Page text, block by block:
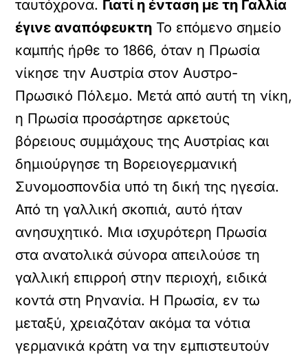
ταυτόχρονα. Γιατί η ένταση με τη Γαλλία
έγινε αναπόφευκτη Το επόμενο σημείο
καμπής ήρθε το 1866, όταν η Πρωσία
νίκησε την Αυστρία στον Αυστρο-
Πρωσικό Πόλεμο. Μετά από αυτή τη νίκη,
η Πρωσία προσάρτησε αρκετούς
βόρειους συμμάχους της Αυστρίας και
δημιούργησε τη Βορειογερμανική
Συνομοσπονδία υπό τη δική της ηγεσία.
Από τη γαλλική σκοπιά, αυτό ήταν
ανησυχητικό. Μια ισχυρότερη Πρωσία
στα ανατολικά σύνορα απειλούσε τη
γαλλική επιρροή στην περιοχή, ειδικά
κοντά στη Ρηνανία. Η Πρωσία, εν τω
μεταξύ, χρειαζόταν ακόμα τα νότια
γερμανικά κράτη να την εμπιστευτούν